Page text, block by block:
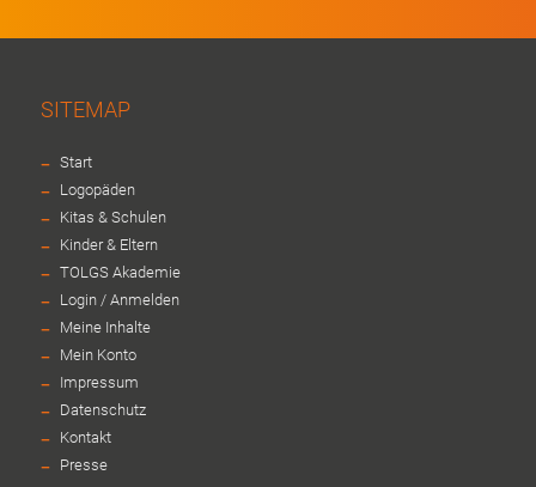
SITEMAP
- Start
- Logopäden
- Kitas & Schulen
- Kinder & Eltern
- TOLGS Akademie
- Login / Anmelden
- Meine Inhalte
- Mein Konto
- Impressum
- Datenschutz
- Kontakt
- Presse